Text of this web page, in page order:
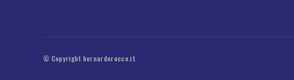
© Copyright bernardorocco.it